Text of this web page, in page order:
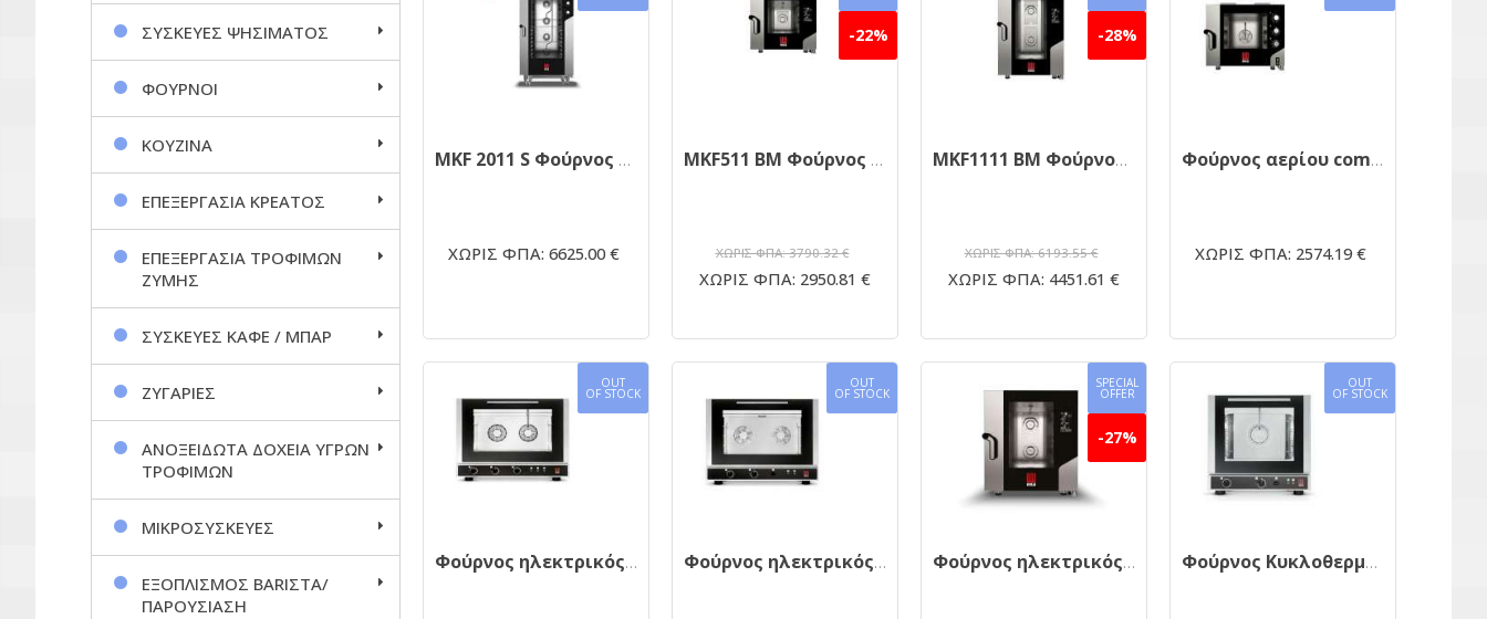
MKF 2011 S Φούρνος κυκλοθερμικός ηλεκτρικός 20 θέσεων με υγραντήρα
ΧΩΡΙΣ ΦΠΑ: 6625.00 €
-22%
MKF511 BM Φούρνος κυκλοθερμικός 5 θέσεων με ενσωματωμένο πλύσιμο
ΧΩΡΙΣ ΦΠΑ: 3790.32 €
ΧΩΡΙΣ ΦΠΑ: 2950.81 €
-28%
MKF1111 BM Φούρνος κυκλοθερμικός 11 θέσεων απευθείας ψεκασμού με ενσωματωμένο πλύσιμο
ΧΩΡΙΣ ΦΠΑ: 6193.55 €
ΧΩΡΙΣ ΦΠΑ: 4451.61 €
Φούρνος αερίου combi EKA MKF 464GS 60Χ40
ΧΩΡΙΣ ΦΠΑ: 2574.19 €
OUT
OF STOCK
Φούρνος ηλεκτρικός EKA 464UD DIRECT STEAM 60Χ40
OUT
OF STOCK
Φούρνος ηλεκτρικός EKA EKF 464 60Χ40
SPECIAL
OFFER
-27%
Φούρνος ηλεκτρικός EKA MKF 711BM 10,4kw
OUT
OF STOCK
Φούρνος Κυκλοθερμικός με υγρασία EKF 423UD 4λαμαρίνες
ΣΥΣΚΕΥΕΣ ΨΗΣΙΜΑΤΟΣ
ΦΟΥΡΝΟΙ
ΚΟΥΖΙΝΑ
ΕΠΕΞΕΡΓΑΣΙΑ ΚΡΕΑΤΟΣ
ΕΠΕΞΕΡΓΑΣΙΑ ΤΡΟΦΙΜΩΝ
ΖΥΜΗΣ
ΣΥΣΚΕΥΕΣ ΚΑΦΕ / ΜΠΑΡ
ΖΥΓΑΡΙΕΣ
ΑΝΟΞΕΙΔΩΤΑ ΔΟΧΕΙΑ ΥΓΡΩΝ
ΤΡΟΦΙΜΩΝ
ΜΙΚΡΟΣΥΣΚΕΥΕΣ
ΕΞΟΠΛΙΣΜΟΣ BARΙΣΤΑ/
ΠΑΡΟΥΣΙΑΣΗ